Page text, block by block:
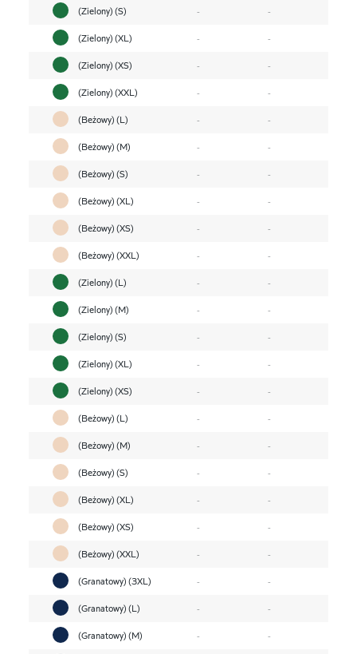
(Zielony) (S)
-
-
(Zielony) (XL)
-
-
(Zielony) (XS)
-
-
(Zielony) (XXL)
-
-
(Beżowy) (L)
-
-
(Beżowy) (M)
-
-
(Beżowy) (S)
-
-
(Beżowy) (XL)
-
-
(Beżowy) (XS)
-
-
(Beżowy) (XXL)
-
-
(Zielony) (L)
-
-
(Zielony) (M)
-
-
(Zielony) (S)
-
-
(Zielony) (XL)
-
-
(Zielony) (XS)
-
-
(Beżowy) (L)
-
-
(Beżowy) (M)
-
-
(Beżowy) (S)
-
-
(Beżowy) (XL)
-
-
(Beżowy) (XS)
-
-
(Beżowy) (XXL)
-
-
(Granatowy) (3XL)
-
-
(Granatowy) (L)
-
-
(Granatowy) (M)
-
-